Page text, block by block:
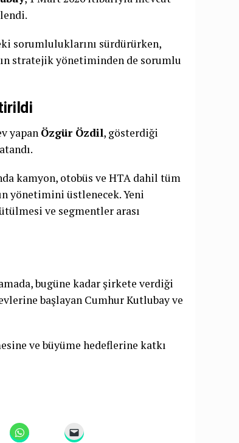
sorumluluklarını sürdürürken,
stratejik yönetiminden de sorumlu
yapan Özgür Özdil, gösterdiği
kamyon, otobüs ve HTA dahil tüm
yönetimini üstlenecek. Yeni
ve segmentler arası
bugüne kadar şirkete verdiği
başlayan Cumhur Kutlubay ve
ve büyüme hedeflerine katkı